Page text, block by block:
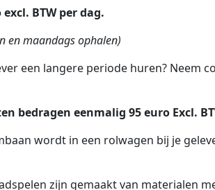
BTW per dag.
en maandags ophalen)
een langere periode huren? Neem
bedragen eenmalig 95 euro Excl.
wordt in een rolwagen bij je
zijn gemaakt van materialen